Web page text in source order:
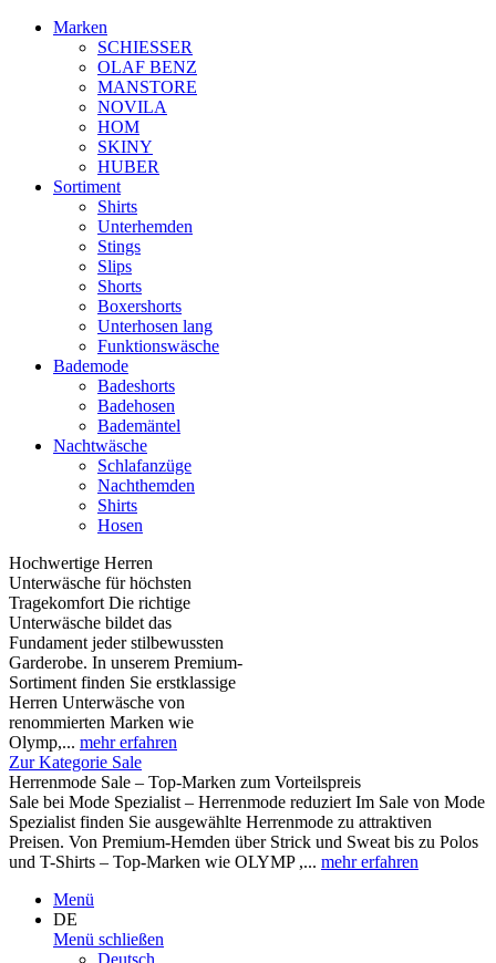
Marken
SCHIESSER
OLAF BENZ
MANSTORE
NOVILA
HOM
SKINY
HUBER
Sortiment
Shirts
Unterhemden
Stings
Slips
Shorts
Boxershorts
Unterhosen lang
Funktionswäsche
Bademode
Badeshorts
Badehosen
Bademäntel
Nachtwäsche
Schlafanzüge
Nachthemden
Shirts
Hosen
Hochwertige Herren
Unterwäsche für höchsten
Tragekomfort Die richtige
Unterwäsche bildet das
Fundament jeder stilbewussten
Garderobe. In unserem Premium-
Sortiment finden Sie erstklassige
Herren Unterwäsche von
renommierten Marken wie
Olymp,... mehr erfahren
Zur Kategorie Sale
Herrenmode Sale – Top-Marken zum Vorteilspreis
Sale bei Mode Spezialist – Herrenmode reduziert Im Sale von Mode
Spezialist finden Sie ausgewählte Herrenmode zu attraktiven
Preisen. Von Premium-Hemden über Strick und Sweat bis zu Polos
und T-Shirts – Top-Marken wie OLYMP ,... mehr erfahren
Menü
DE
Menü schließen
Deutsch